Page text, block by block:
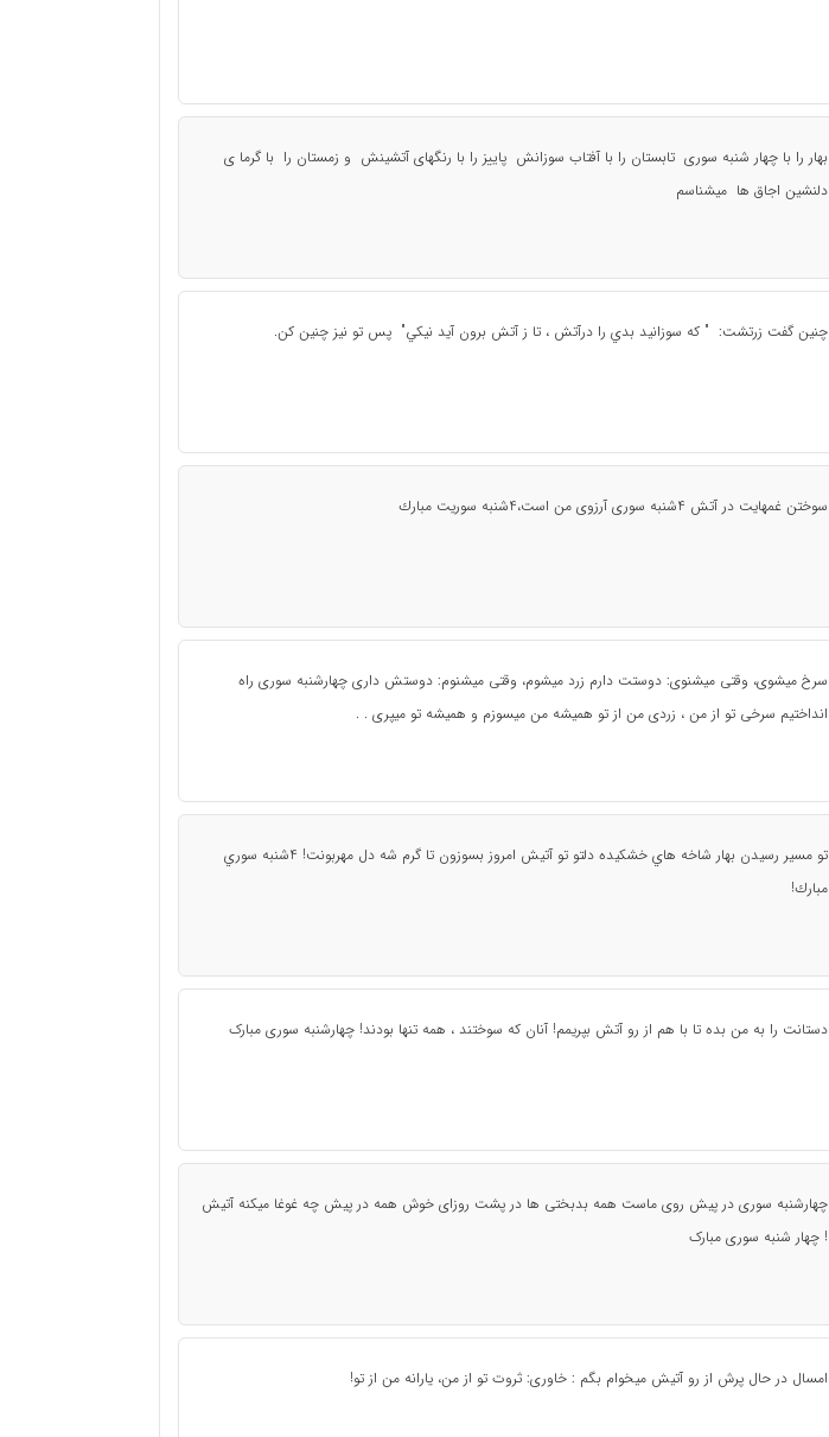
بهار را با چهار شنبه سوری تابستان را با آفتاب سوزانش پاییز را با رنگهای آتشینش و زمستان را با گرما ی
دلنشین اجاق ها میشناسم
چنين گفت زرتشت: " كه سوزانيد بدي را درآتش ، تا ز آتش برون آيد نيكي" پس تو نيز چنين كن.
سوختن غمهايت در آتش 4شنبه سورى آرزوى من است،4شنبه سوريت مبارك
سرخ میشوی، وقتی میشنوی: دوستت دارم زرد میشوم، وقتی میشنوم: دوستش داری چهارشنبه سوری راه
انداختیم سرخی تو از من ، زردی من از تو همیشه من میسوزم و همیشه تو میپری . .
تو مسير رسيدن بهار شاخه هاي خشكيده دلتو تو آتيش امروز بسوزون تا گرم شه دل مهربونت! 4شنبه سوري
مبارك!
دستانت را به من بده تا با هم از رو آتش بپریمم! آنان که سوختند ، همه تنها بودند! چهارشنبه سوری مبارک
چهارشنبه سوری در پیش روی ماست همه بدبختی ها در پشت روزای خوش همه در پیش چه غوغا میکنه آتیش
! چهار شنبه سوری مبارک
امسال در حال پرش از رو آتیش میخوام بگم : خاوری: ثروت تو از من، یارانه من از تو!